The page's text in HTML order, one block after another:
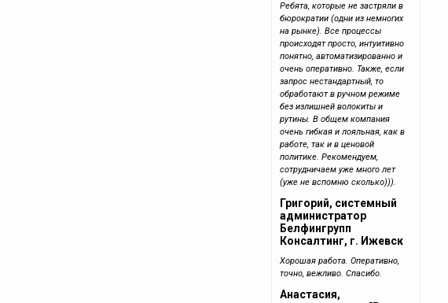
Ребята, которые не застряли в
бюрократии (одни из немногих
на рынке). Все процессы
происходят просто, интуитивно
понятно, автоматизированно и
очень оперативно. Также, если
запрос нестандартный, то
обработают в ручном режиме
без излишней волокиты и
рутины. В общем компания
очень гибкая и лояльная, как в
работе, так и в ценовой
политике. Рекомендуем,
сотрудничаем уже много лет
(уже не вспомню сколько))).
Григорий, системный
администратор
Белфингрупп
Консалтинг, г. Ижевск
Хорошая работа. Оперативно,
точно, вежливо. Спасибо.
Анастасия,